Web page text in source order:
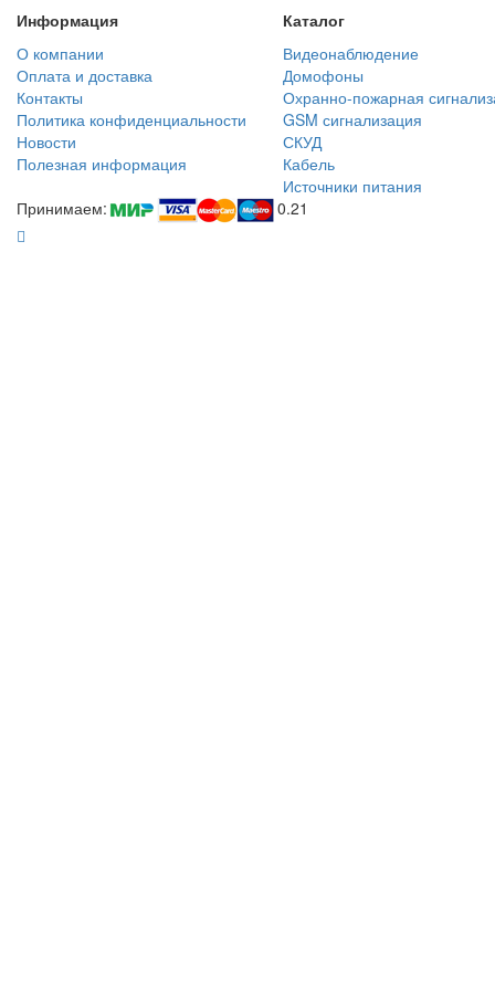
Информация
Каталог
О компании
Видеонаблюдение
Оплата и доставка
Домофоны
Контакты
Охранно-пожарная
Политика конфиденциальности
GSM сигнализация
Новости
СКУД
Полезная информация
Кабель
Источники питания
Принимаем:
0.21